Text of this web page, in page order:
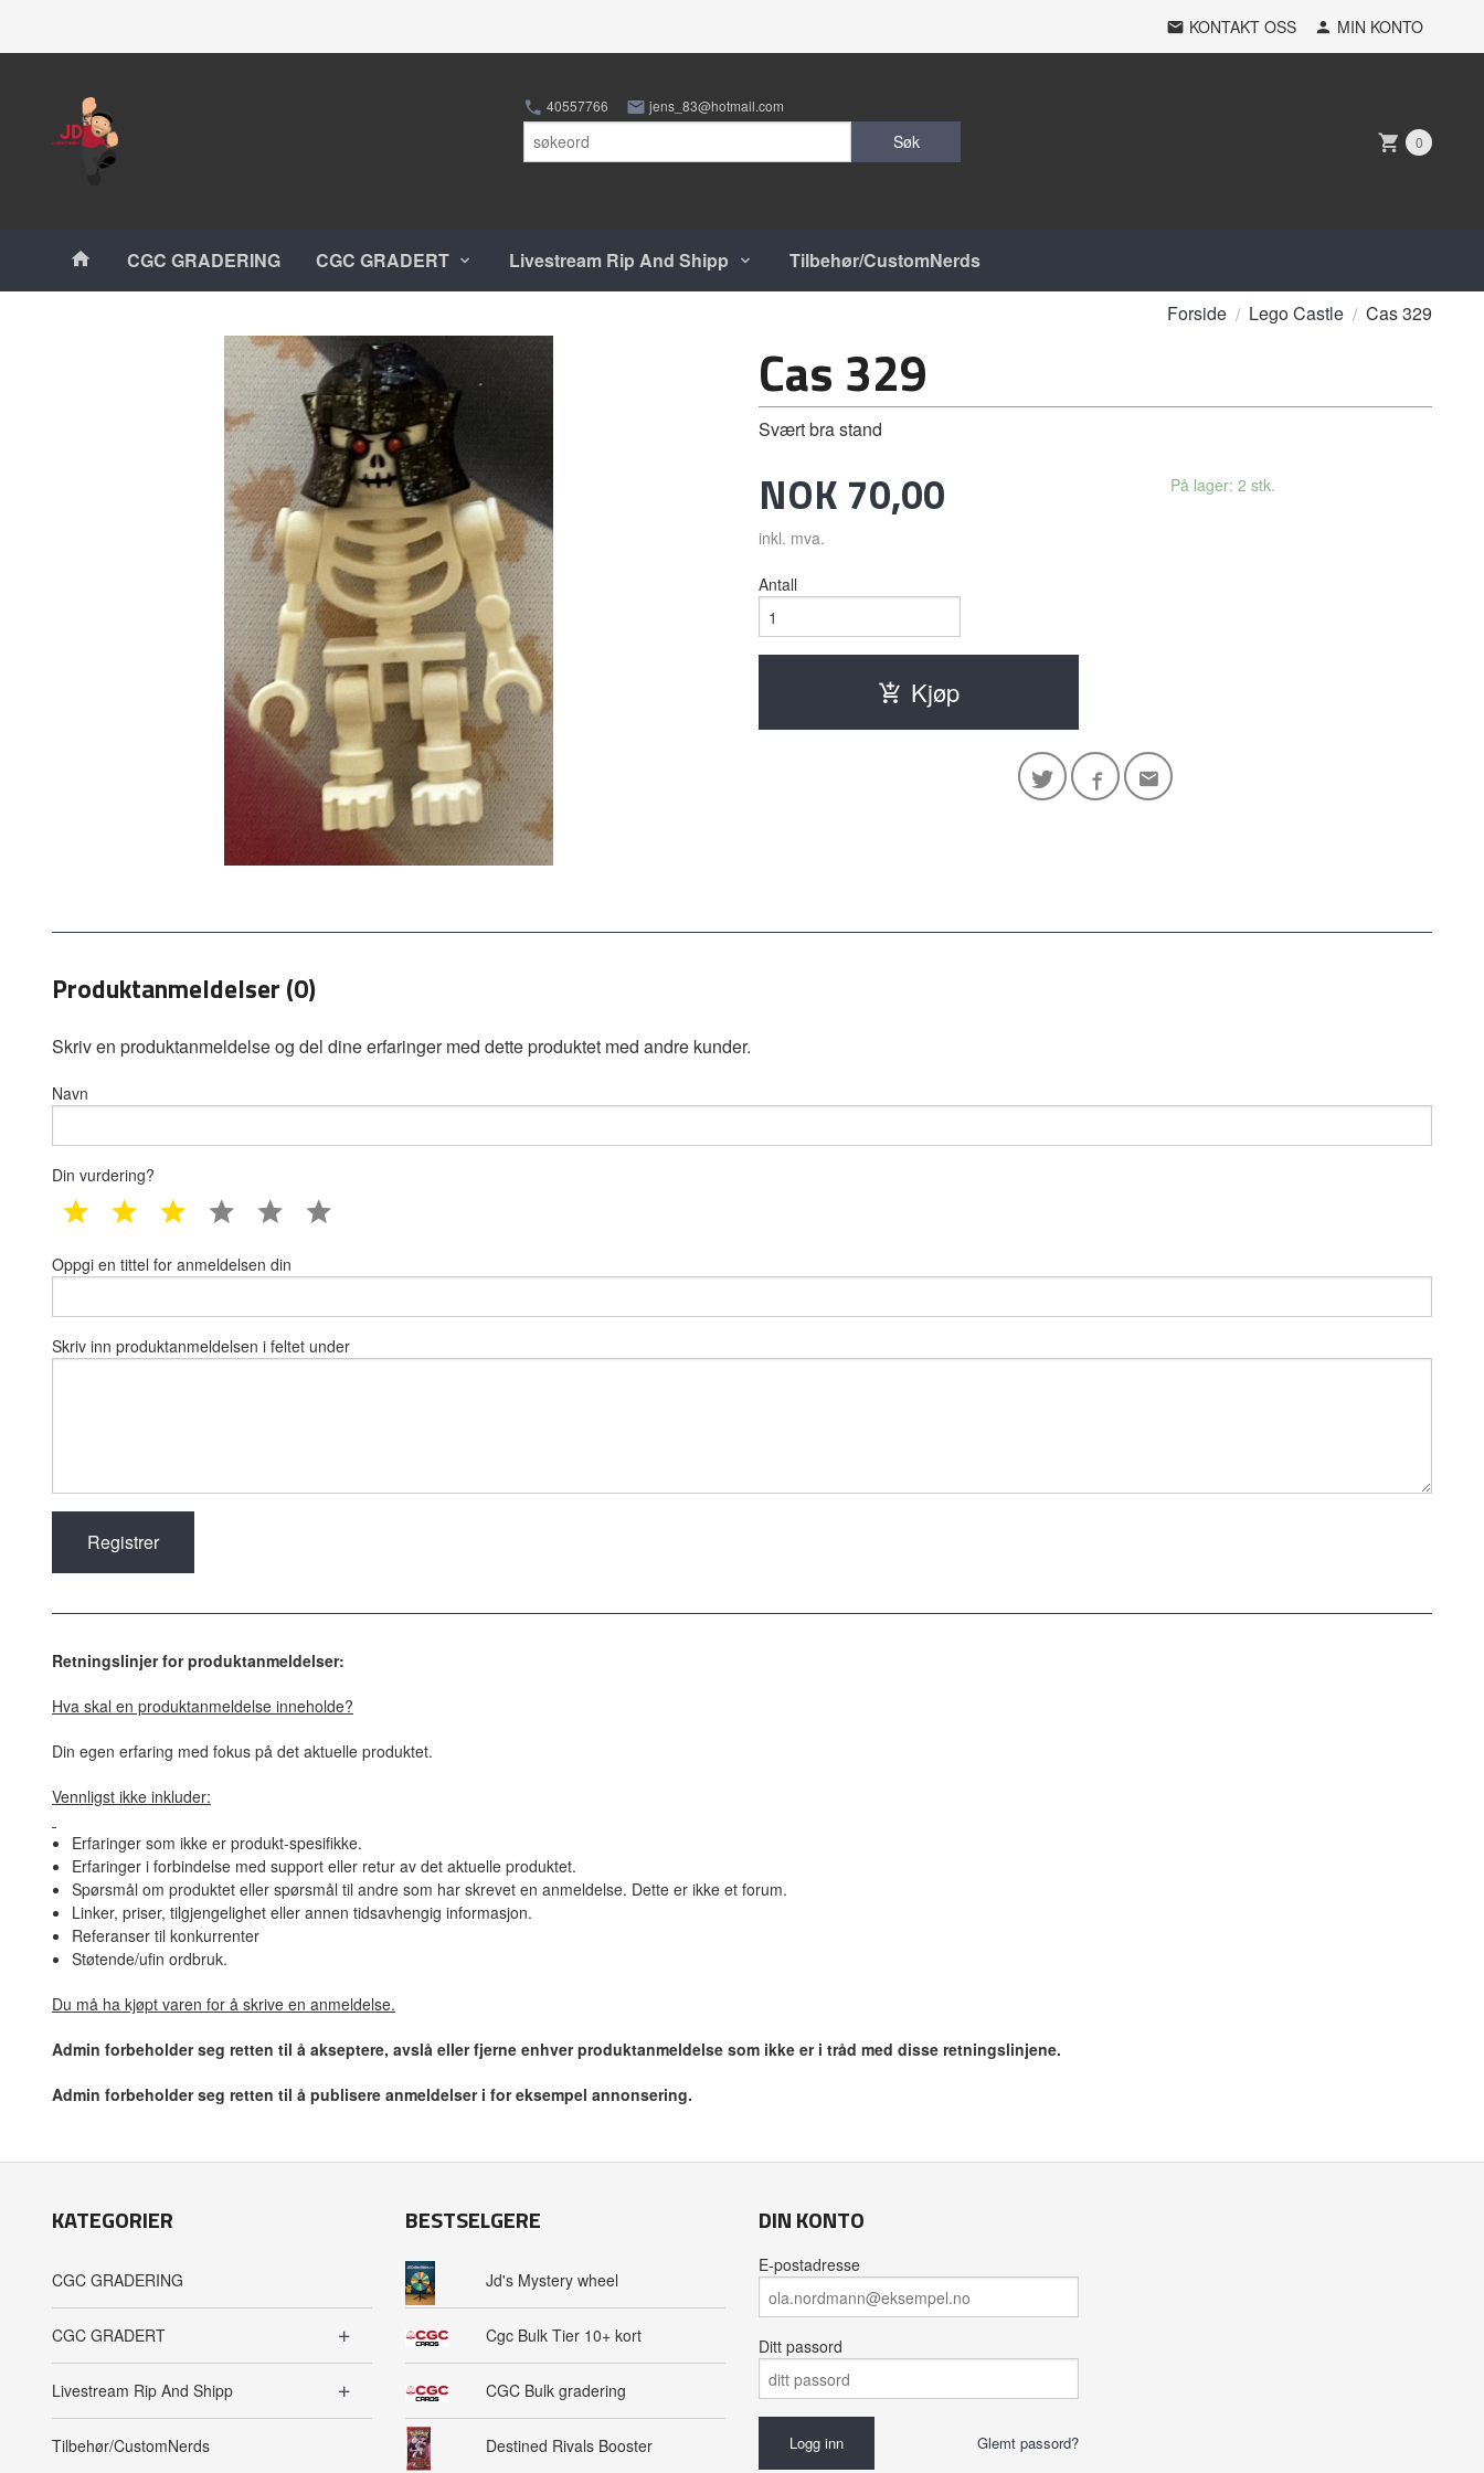
KONTAKT OSS MIN KONTO
40557766 jens_83@hotmail.com
Søk 0
Produkter
CGC GRADERING CGC GRADERT Livestream Rip And Shipp Tilbehør/CustomNerds
Forside Lego Castle Cas 329
Cas 329
Svært bra stand
Pris
NOK 70,00
inkl. mva.
På lager: 2 stk.
Antall
Kjøp
Produktanmeldelser (0)
Skriv en produktanmeldelse og del dine erfaringer med dette produktet med andre kunder.
Navn
Din vurdering?
1 star 2 star 3 star 4 star 5 star
Oppgi en tittel for anmeldelsen din
Skriv inn produktanmeldelsen i feltet under
Retningslinjer for produktanmeldelser:
Hva skal en produktanmeldelse inneholde?
Din egen erfaring med fokus på det aktuelle produktet.
Vennligst ikke inkluder:
Erfaringer som ikke er produkt-spesifikke.
Erfaringer i forbindelse med support eller retur av det aktuelle produktet.
Spørsmål om produktet eller spørsmål til andre som har skrevet en anmeldelse. Dette er ikke et forum.
Linker, priser, tilgjengelighet eller annen tidsavhengig informasjon.
Referanser til konkurrenter
Støtende/ufin ordbruk.
Du må ha kjøpt varen for å skrive en anmeldelse.
Admin forbeholder seg retten til å akseptere, avslå eller fjerne enhver produktanmeldelse som ikke er i tråd med disse retningslinjene.
Admin forbeholder seg retten til å publisere anmeldelser i for eksempel annonsering.
KATEGORIER
CGC GRADERING
CGC GRADERT
Livestream Rip And Shipp
Tilbehør/CustomNerds
BESTSELGERE
Jd's Mystery wheel
Cgc Bulk Tier 10+ kort
CGC Bulk gradering
Destined Rivals Booster
DIN KONTO
E-postadresse
Ditt passord
Glemt passord?